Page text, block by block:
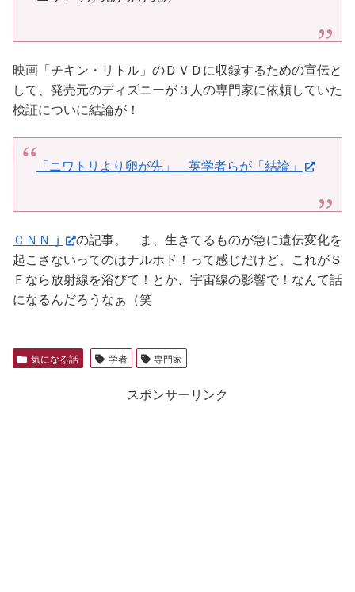
映画「チキン・リトル」のＤＶＤに収録するための宣伝と
して、発売元のディズニーが３人の専門家に依頼していた
検証についに結論が！
「ニワトリより卵が先」 英学者らが「結論」
ＣＮＮｊ
の記事。 ま、生きてるものが急に遺伝変化を
起こさないってのはナルホド！って感じだけど、これがＳ
Ｆなら放射線を浴びて！とか、宇宙線の影響で！なんて話
になるんだろうなぁ（笑
気になる話 学者 専門家
スポンサーリンク